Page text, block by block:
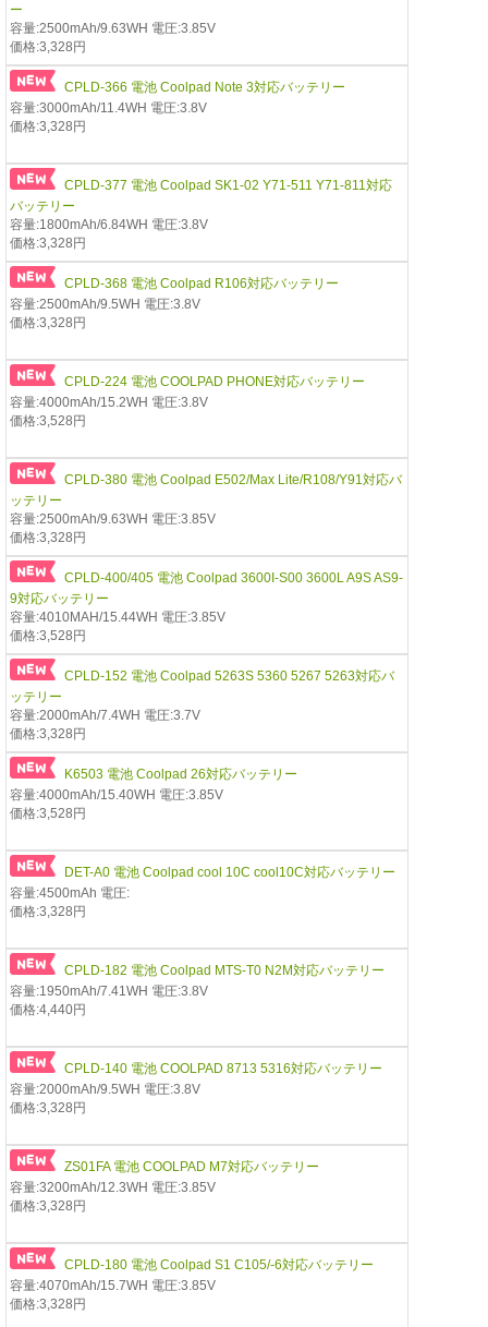
ー
容量:2500mAh/9.63WH 電圧:3.85V
価格:3,328円
CPLD-366 電池 Coolpad Note 3対応バッテリー
容量:3000mAh/11.4WH 電圧:3.8V
価格:3,328円
CPLD-377 電池 Coolpad SK1-02 Y71-511 Y71-811対応
バッテリー
容量:1800mAh/6.84WH 電圧:3.8V
価格:3,328円
CPLD-368 電池 Coolpad R106対応バッテリー
容量:2500mAh/9.5WH 電圧:3.8V
価格:3,328円
CPLD-224 電池 COOLPAD PHONE対応バッテリー
容量:4000mAh/15.2WH 電圧:3.8V
価格:3,528円
CPLD-380 電池 Coolpad E502/Max Lite/R108/Y91対応バ
ッテリー
容量:2500mAh/9.63WH 電圧:3.85V
価格:3,328円
CPLD-400/405 電池 Coolpad 3600I-S00 3600L A9S AS9-
9対応バッテリー
容量:4010MAH/15.44WH 電圧:3.85V
価格:3,528円
CPLD-152 電池 Coolpad 5263S 5360 5267 5263対応バ
ッテリー
容量:2000mAh/7.4WH 電圧:3.7V
価格:3,328円
K6503 電池 Coolpad 26対応バッテリー
容量:4000mAh/15.40WH 電圧:3.85V
価格:3,528円
DET-A0 電池 Coolpad cool 10C cool10C対応バッテリー
容量:4500mAh 電圧:
価格:3,328円
CPLD-182 電池 Coolpad MTS-T0 N2M対応バッテリー
容量:1950mAh/7.41WH 電圧:3.8V
価格:4,440円
CPLD-140 電池 COOLPAD 8713 5316対応バッテリー
容量:2000mAh/9.5WH 電圧:3.8V
価格:3,328円
ZS01FA 電池 COOLPAD M7対応バッテリー
容量:3200mAh/12.3WH 電圧:3.85V
価格:3,328円
CPLD-180 電池 Coolpad S1 C105/-6対応バッテリー
容量:4070mAh/15.7WH 電圧:3.85V
価格:3,328円